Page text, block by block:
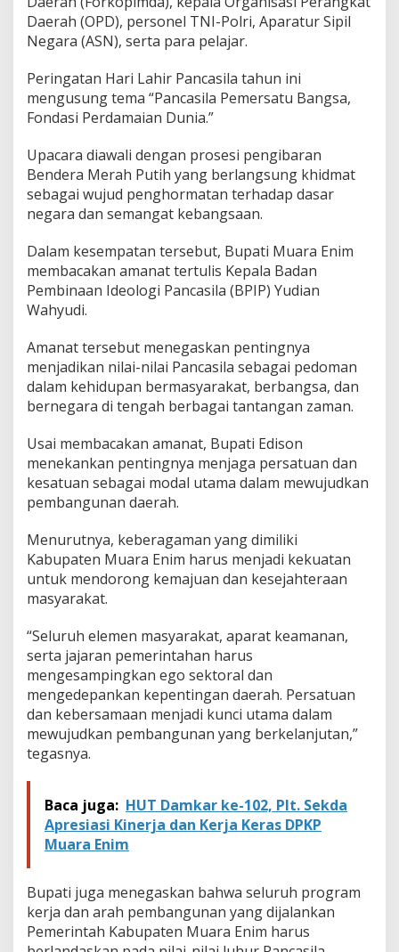
s
l
,
B
u
p
t
i
E
d
i
o
n
A
S
e
l
u
r
h
E
n
P
e
r
k
o
h
P
e
r
s
a
n
d
a
w
a
Daerah (OPD), personel TNI-Polri, Aparatur Sipil
Negara (ASN), serta para pelajar.
Peringatan Hari Lahir Pancasila tahun ini
mengusung tema “Pancasila Pemersatu Bangsa,
Fondasi Perdamaian Dunia.”
Upacara diawali dengan prosesi pengibaran
Bendera Merah Putih yang berlangsung khidmat
sebagai wujud penghormatan terhadap dasar
negara dan semangat kebangsaan.
Dalam kesempatan tersebut, Bupati Muara Enim
membacakan amanat tertulis Kepala Badan
Pembinaan Ideologi Pancasila (BPIP) Yudian
Wahyudi.
Amanat tersebut menegaskan pentingnya
menjadikan nilai-nilai Pancasila sebagai pedoman
dalam kehidupan bermasyarakat, berbangsa, dan
bernegara di tengah berbagai tantangan zaman.
Usai membacakan amanat, Bupati Edison
menekankan pentingnya menjaga persatuan dan
kesatuan sebagai modal utama dalam mewujudkan
pembangunan daerah.
Menurutnya, keberagaman yang dimiliki
Kabupaten Muara Enim harus menjadi kekuatan
untuk mendorong kemajuan dan kesejahteraan
masyarakat.
“Seluruh elemen masyarakat, aparat keamanan,
serta jajaran pemerintahan harus
mengesampingkan ego sektoral dan
mengedepankan kepentingan daerah. Persatuan
dan kebersamaan menjadi kunci utama dalam
mewujudkan pembangunan yang berkelanjutan,”
tegasnya.
Baca juga: HUT Damkar ke-102, Plt. Sekda
Apresiasi Kinerja dan Kerja Keras DPKP
Muara Enim
Bupati juga menegaskan bahwa seluruh program
kerja dan arah pembangunan yang dijalankan
Pemerintah Kabupaten Muara Enim harus